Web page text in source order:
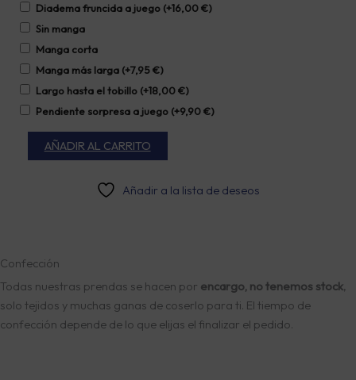
Diadema fruncida a juego (+16,00€)
Sin manga
Manga corta
Manga más larga (+7,95€)
Largo hasta el tobillo (+18,00€)
Pendiente sorpresa a juego (+9,90€)
AÑADIR AL CARRITO
Añadir a la lista de deseos
Confección
Todas nuestras prendas se hacen por encargo, no tenemos stock
solo tejidos y muchas ganas de coserlo para ti. El tiempo de
confección depende de lo que elijas el finalizar el pedido.